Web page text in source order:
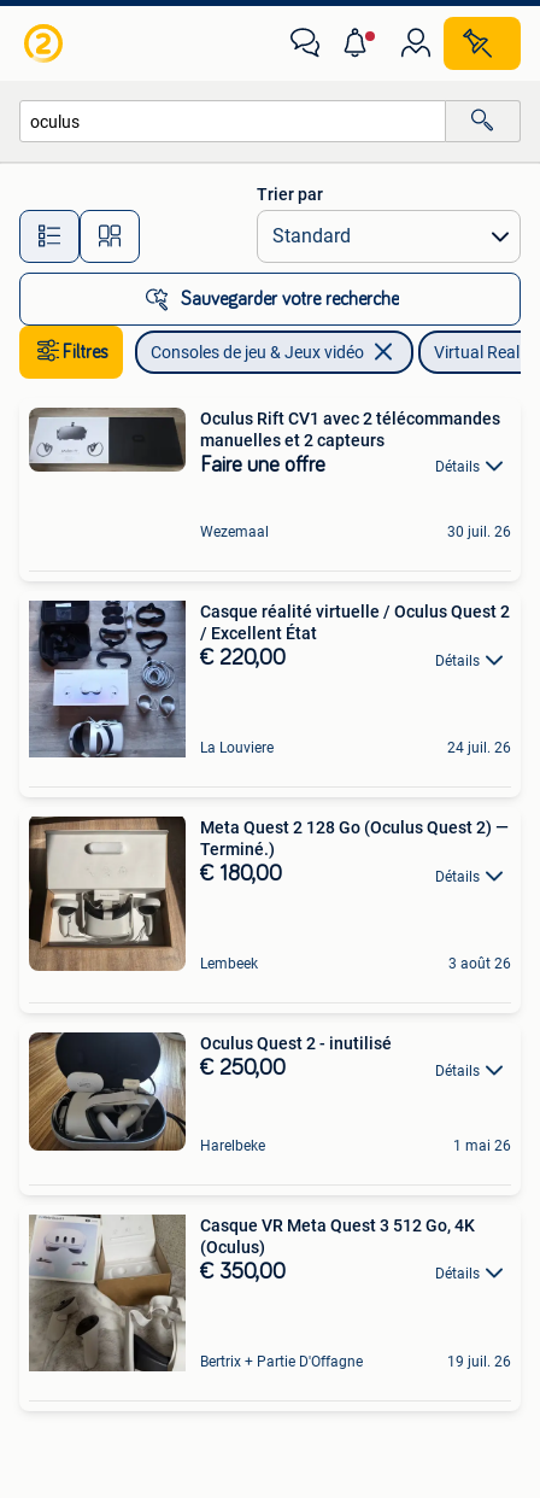
Toutes les distances…
Trier par
Sauvegarder votre recherche
Filtres Consoles de jeu & Jeux vidéo Virtual Reality
Oculus Rift CV1 avec 2 télécommandes
manuelles et 2 capteurs
Faire une offre Détails
Wezemaal 30 juil. 26
Casque réalité virtuelle / Oculus Quest 2
/ Excellent État
€ 220,00 Détails
La Louviere 24 juil. 26
Meta Quest 2 128 Go (Oculus Quest 2) —
Terminé.)
€ 180,00 Détails
Lembeek 3 août 26
Oculus Quest 2 - inutilisé
€ 250,00 Détails
Harelbeke 1 mai 26
Casque VR Meta Quest 3 512 Go, 4K
(Oculus)
€ 350,00 Détails
Bertrix + Partie D'Offagne 19 juil. 26